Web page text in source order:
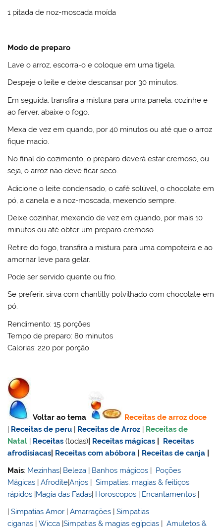
1 pitada de noz-moscada moída
Modo de preparo
Lave o arroz, escorra-o e coloque em uma tigela.
Despeje o leite e deixe descansar por 30 minutos.
Em seguida, transfira a mistura para uma panela, cozinhe e
ao ferver, abaixe o fogo.
Mexa de vez em quando, por 40 minutos ou até que o arroz
fique macio.
No final do cozimento, o preparo deverá estar cremoso, ou
seja, o arroz não deve ficar seco.
Adicione o leite condensado, o café solúvel, o chocolate em
pó, a canela e a noz-moscada, mexendo sempre.
Deixe cozinhar, mexendo de vez em quando, por mais 10
minutos ou até obter um preparo cremoso.
Retire do fogo, transfira a mistura para uma compoteira e ao
amornar leve para gelar.
Pode ser servido quente ou frio.
Se preferir, sirva com chantilly polvilhado com chocolate em
pó.
Rendimento: 15 porções
Tempo de preparo: 80 minutos
Calorias: 220 por porção
Voltar ao tema: Receitas dearroz doce
| Receitas de peru | Receitas de Arroz | Receitas de
Natal | Receitas (todas) Receitas mágicas
Receitas
afrodisiacas Receitas com abóbora Receitas de canja
Mais: Mezinhas| Beleza | Banhos mágicos | Poções
Mágicas |Afrodite|Anjos |Simpatias, magias & feitiços
rápidos |Magia das Fadas| Horoscopos | Encantamentos |
|Simpatias Amor |Amarrações |Simpatias
ciganas |Wicca |Simpatias & magias egípcias |Amuletos &